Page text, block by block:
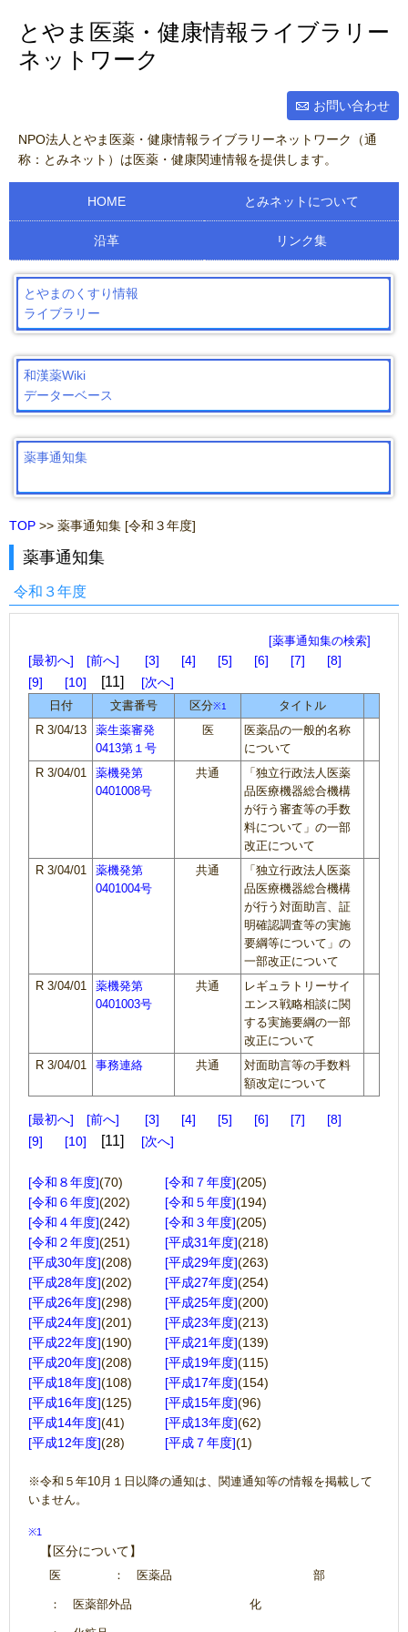
とやま医薬・健康情報ライブラリー
ネットワーク
お問い合わせ
NPO法人とやま医薬・健康情報ライブラリーネットワーク（通
称：とみネット）は医薬・健康関連情報を提供します。
HOME とみネットについて
沿革 リンク集
とやまのくすり情報
ライブラリー
和漢薬Wiki
データーベース
薬事通知集
TOP >> 薬事通知集 [令和３年度]
薬事通知集
令和３年度
[薬事通知集の検索]
最初へ 前へ 3 4 5 6 7
8
9
10 11 次へ
日付 文書番号 区分※1
タイトル
R 3/04/13
薬生薬審発
0413第１号
医
医薬品の一般的名称
について
R 3/04/01
薬機発第
0401008号
共通
「独立行政法人医薬
品医療機器総合機構
が行う審査等の手数
料について」の一部
改正について
R 3/04/01
薬機発第
0401004号
共通
「独立行政法人医薬
品医療機器総合機構
が行う対面助言、証
明確認調査等の実施
要綱等について」の
一部改正について
R 3/04/01
薬機発第
0401003号
共通
レギュラトリーサイ
エンス戦略相談に関
する実施要綱の一部
改正について
R 3/04/01
事務連絡 共通
対面助言等の手数料
額改定について
最初へ 前へ 3 4 5 6 7
8
9
10 11 次へ
[令和８年度](70) [令和７年度](205)
[令和６年度](202) [令和５年度](194)
[令和４年度](242) [令和３年度](205)
[令和２年度](251) [平成31年度](218)
[平成30年度](208) [平成29年度](263)
[平成28年度](202) [平成27年度](254)
[平成26年度](298) [平成25年度](200)
[平成24年度](201) [平成23年度](213)
[平成22年度](190) [平成21年度](139)
[平成20年度](208) [平成19年度](115)
[平成18年度](108) [平成17年度](154)
[平成16年度](125) [平成15年度](96)
[平成14年度](41) [平成13年度](62)
[平成12年度](28) [平成７年度](1)
※令和５年10月１日以降の通知は、関連通知等の情報を掲載して
いません。
※1
【区分について】
医 ： 医薬品 部
： 医薬部外品 化